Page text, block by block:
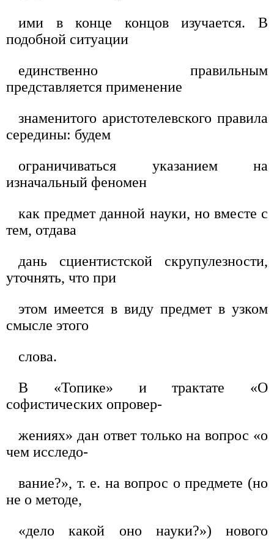
ими в конце концов изучается. В
подобной ситуации
единственно правильным
представляется применение
знаменитого аристотелевского правила
середины: будем
ограничиваться указанием на
изначальный феномен
как предмет данной науки, но вместе с
тем, отдава
дань сциентистской скрупулезности,
уточнять, что при
этом имеется в виду предмет в узком
смысле этого
слова.
В «Топике» и трактате «О
софистических опровер-
жениях» дан ответ только на вопрос «о
чем исследо-
вание?», т. е. на вопрос о предмете (но
не о методе,
«дело какой оно науки?») нового